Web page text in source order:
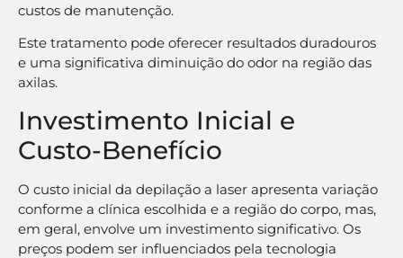
custos de manutenção.
Este tratamento pode oferecer resultados duradouros
e uma significativa diminuição do odor na região das
axilas.
Investimento Inicial e
Custo-Benefício
O custo inicial da depilação a laser apresenta variação
conforme a clínica escolhida e a região do corpo, mas,
em geral, envolve um investimento significativo. Os
preços podem ser influenciados pela tecnologia